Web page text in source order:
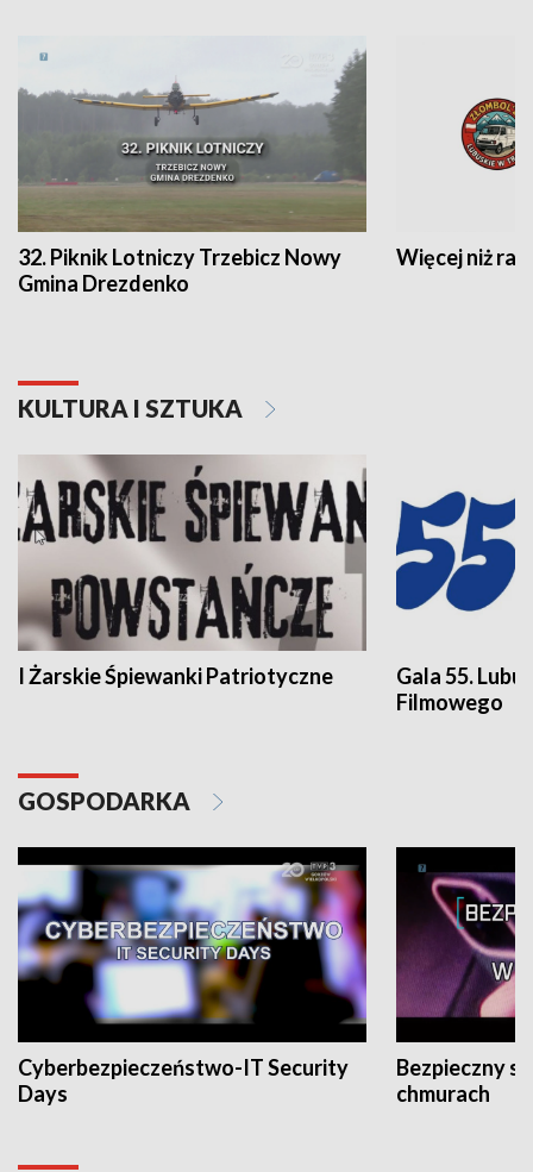
32. Piknik Lotniczy Trzebicz Nowy
Gmina Drezdenko
Więcej niż rajd
KULTURA I SZTUKA
I Żarskie Śpiewanki Patriotyczne
Gala 55.
Filmowego
GOSPODARKA
Cyberbezpieczeństwo-IT Security
Days
Bezpieczny
chmurach